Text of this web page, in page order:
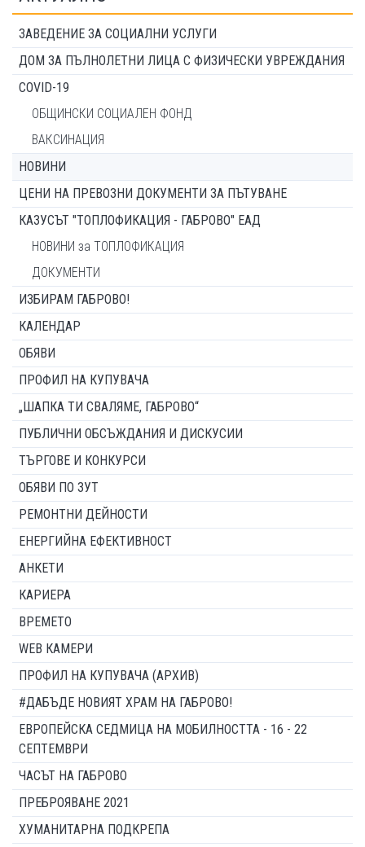
ЗАВЕДЕНИЕ ЗА СОЦИАЛНИ УСЛУГИ
ДОМ ЗА ПЪЛНОЛЕТНИ ЛИЦА С ФИЗИЧЕСКИ УВРЕЖДАНИЯ
COVID-19
ОБЩИНСКИ СОЦИАЛЕН ФОНД
ВАКСИНАЦИЯ
НОВИНИ
ЦЕНИ НА ПРЕВОЗНИ ДОКУМЕНТИ ЗА ПЪТУВАНЕ
КАЗУСЪТ "ТОПЛОФИКАЦИЯ - ГАБРОВО" ЕАД
НОВИНИ за ТОПЛОФИКАЦИЯ
ДОКУМЕНТИ
ИЗБИРАМ ГАБРОВО!
КАЛЕНДАР
ОБЯВИ
ПРОФИЛ НА КУПУВАЧА
„ШАПКА ТИ СВАЛЯМЕ, ГАБРОВО“
ПУБЛИЧНИ ОБСЪЖДАНИЯ И ДИСКУСИИ
ТЪРГОВЕ И КОНКУРСИ
ОБЯВИ ПО ЗУТ
РЕМОНТНИ ДЕЙНОСТИ
ЕНЕРГИЙНА ЕФЕКТИВНОСТ
АНКЕТИ
КАРИЕРА
ВРЕМЕТО
WEB КАМЕРИ
ПРОФИЛ НА КУПУВАЧА (АРХИВ)
#ДАБЪДЕ НОВИЯТ ХРАМ НА ГАБРОВО!
ЕВРОПЕЙСКА СЕДМИЦА НА МОБИЛНОСТТА - 16 - 22
СЕПТЕМВРИ
ЧАСЪТ НА ГАБРОВО
ПРЕБРОЯВАНЕ 2021
ХУМАНИТАРНА ПОДКРЕПА